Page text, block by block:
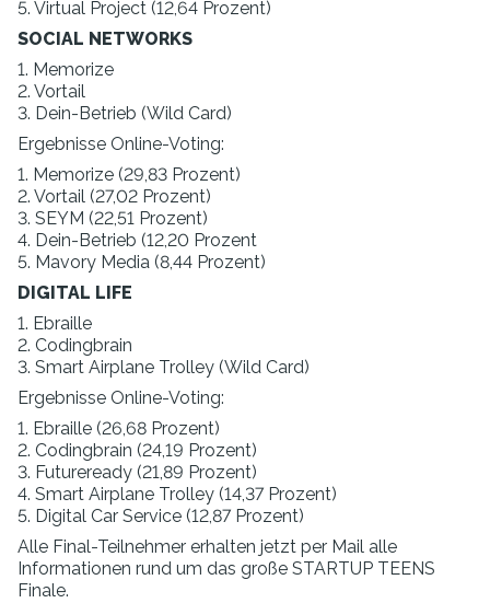
5. Virtual Project (12,64 Prozent)
SOCIAL NETWORKS
1. Memorize
2. Vortail
3. Dein-Betrieb (Wild Card)
Ergebnisse Online-Voting:
1. Memorize (29,83 Prozent)
2. Vortail (27,02 Prozent)
3. SEYM (22,51 Prozent)
4. Dein-Betrieb (12,20 Prozent
5. Mavory Media (8,44 Prozent)
DIGITAL LIFE
1. Ebraille
2. Codingbrain
3. Smart Airplane Trolley (Wild Card)
Ergebnisse Online-Voting:
1. Ebraille (26,68 Prozent)
2. Codingbrain (24,19 Prozent)
3. Futureready (21,89 Prozent)
4. Smart Airplane Trolley (14,37 Prozent)
5. Digital Car Service (12,87 Prozent)
Alle Final-Teilnehmer erhalten jetzt per Mail alle
Informationen rund um das große STARTUP TEENS
Finale.